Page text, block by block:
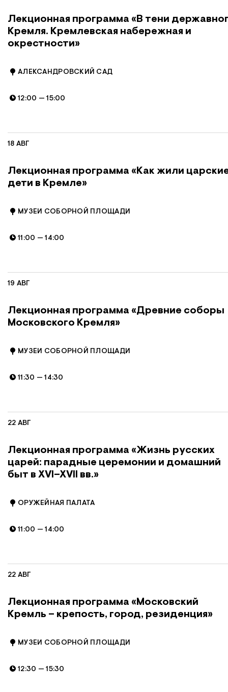
Лекционная программа «В тени
Кремля. Кремлевская набережная и
окрестности»
АЛЕКСАНДРОВСКИЙ САД
12:00 —15:00
18 АВГ
Лекционная программа «Как жили
дети в Кремле»
МУЗЕИ СОБОРНОЙ ПЛОЩАДИ
11:00 —14:00
19 АВГ
Лекционная программа «Древние соборы
Московского Кремля»
МУЗЕИ СОБОРНОЙ ПЛОЩАДИ
11:30 —14:30
22 АВГ
Лекционная программа «Жизнь русских
царей: парадные церемонии и домашний
быт в XVI–XVII вв.»
ОРУЖЕЙНАЯ ПАЛАТА
11:00 —14:00
22 АВГ
Лекционная программа «Московский
Кремль – крепость, город, резиденция»
МУЗЕИ СОБОРНОЙ ПЛОЩАДИ
12:30 —15:30